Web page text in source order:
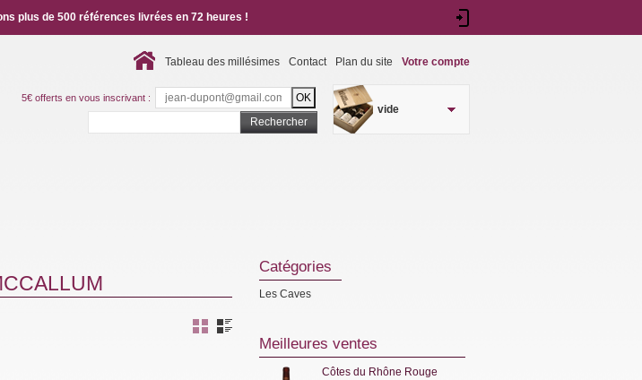
vide
Tableau des millésimes Contact Plan du site Votre compte
plus de 500 références livrées en 72 heures !
Rechercher
5€ offerts en vous inscrivant :
Catégories
Les Caves
Meilleures ventes
Côtes du Rhône Rouge